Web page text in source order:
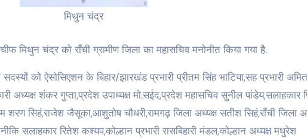
मिथुन चंद्र
मिथुन चंद्र को राँची ग्रामीण जिला का महासचिव मनोनीत किया गया है.
को ऐसोसिएशन के बिहार/झारखंड प्रभारी प्रीतम सिंह भाटिया,सह प्रभारी अमित
अध्यक्ष शंकर गुप्ता,प्रदेश उपाध्यक्ष मो.सईद,प्रदेश महासचिव सुनील पांडेय,सलाहकार
शरण सिहं,राजेश जैसूका,आशुतोष चौधरी,रामगढ़ जिला अध्यक्ष सतीश सिहं,राँची जिला
सलाहकार रितेश कश्यप,कोल्हान प्रभारी रासबिहारी मंडल,कोल्हान अध्यक्ष मधुरेश